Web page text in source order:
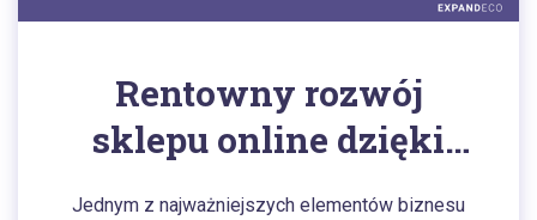
Rentowny rozwój
sklepu online dzięki
lokalizacji
Jednym z najważniejszych elementów biznesu